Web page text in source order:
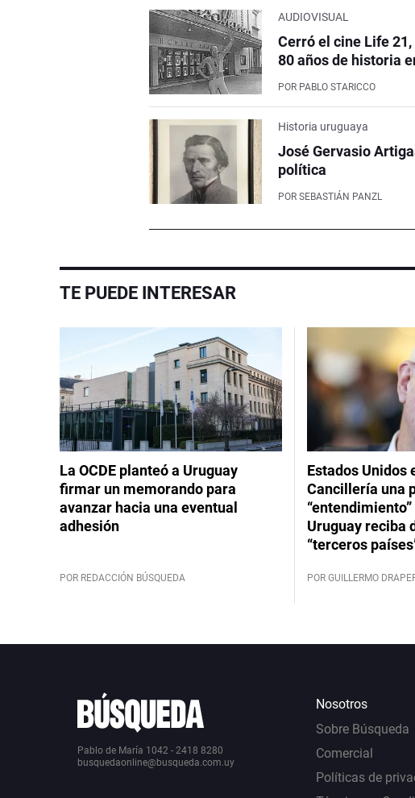
AUDIOVISUAL
Cerró el cine Life
80 años de historia
POR PABLO STARICCO
Historia uruguaya
José Gervasio
política
POR SEBASTIÁN PANZL
TE PUEDE INTERESAR
La OCDE planteó a Uruguay
firmar un memorando para
avanzar hacia una eventual
adhesión
POR REDACCIÓN BÚSQUEDA
Estados Unidos
Cancillería una
Uruguay reciba
“terceros
POR GUILLERMO
Pablo de María 1042 - 2418 8280
busquedaonline@busqueda.com.uy
Nosotros
Sobre Búsqueda
Comercial
Políticas de